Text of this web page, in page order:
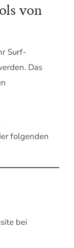
von
Surf-
Das
folgenden
bei